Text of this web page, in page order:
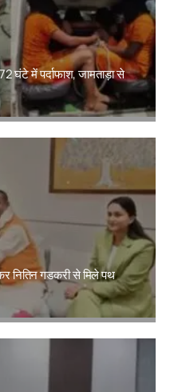
घंटे में पर्दाफाश, जामताड़ा से
नितिन गडकरी से मिले पथ